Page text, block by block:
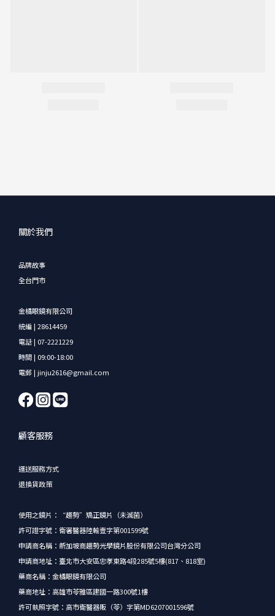
關於我們
品牌故事
全台門市
金橘眼鏡有限公司
統編 | 28614459
電話 | 07-2221229
時間 | 09:00-18:00
電郵 | jinju2616@gmail.com
顧客服務
運送服務方式
退換貨政策
使用之鏡片：“趨勢”矯正鏡片（未滅菌）
許可證字號：衛署醫器陸輸壹字第001599號
申請商名稱：新加坡商趨勢光學鏡片股份有限公司台灣分公司
申請商地址：臺北市大安區忠孝東路4段285號5樓(817、818室)
藥商名稱：金橘眼鏡有限公司
藥商地址：高雄市苓雅區建國一路300號1樓
許可執照字號：高市衛醫器販（苓）字第MD6207001596號